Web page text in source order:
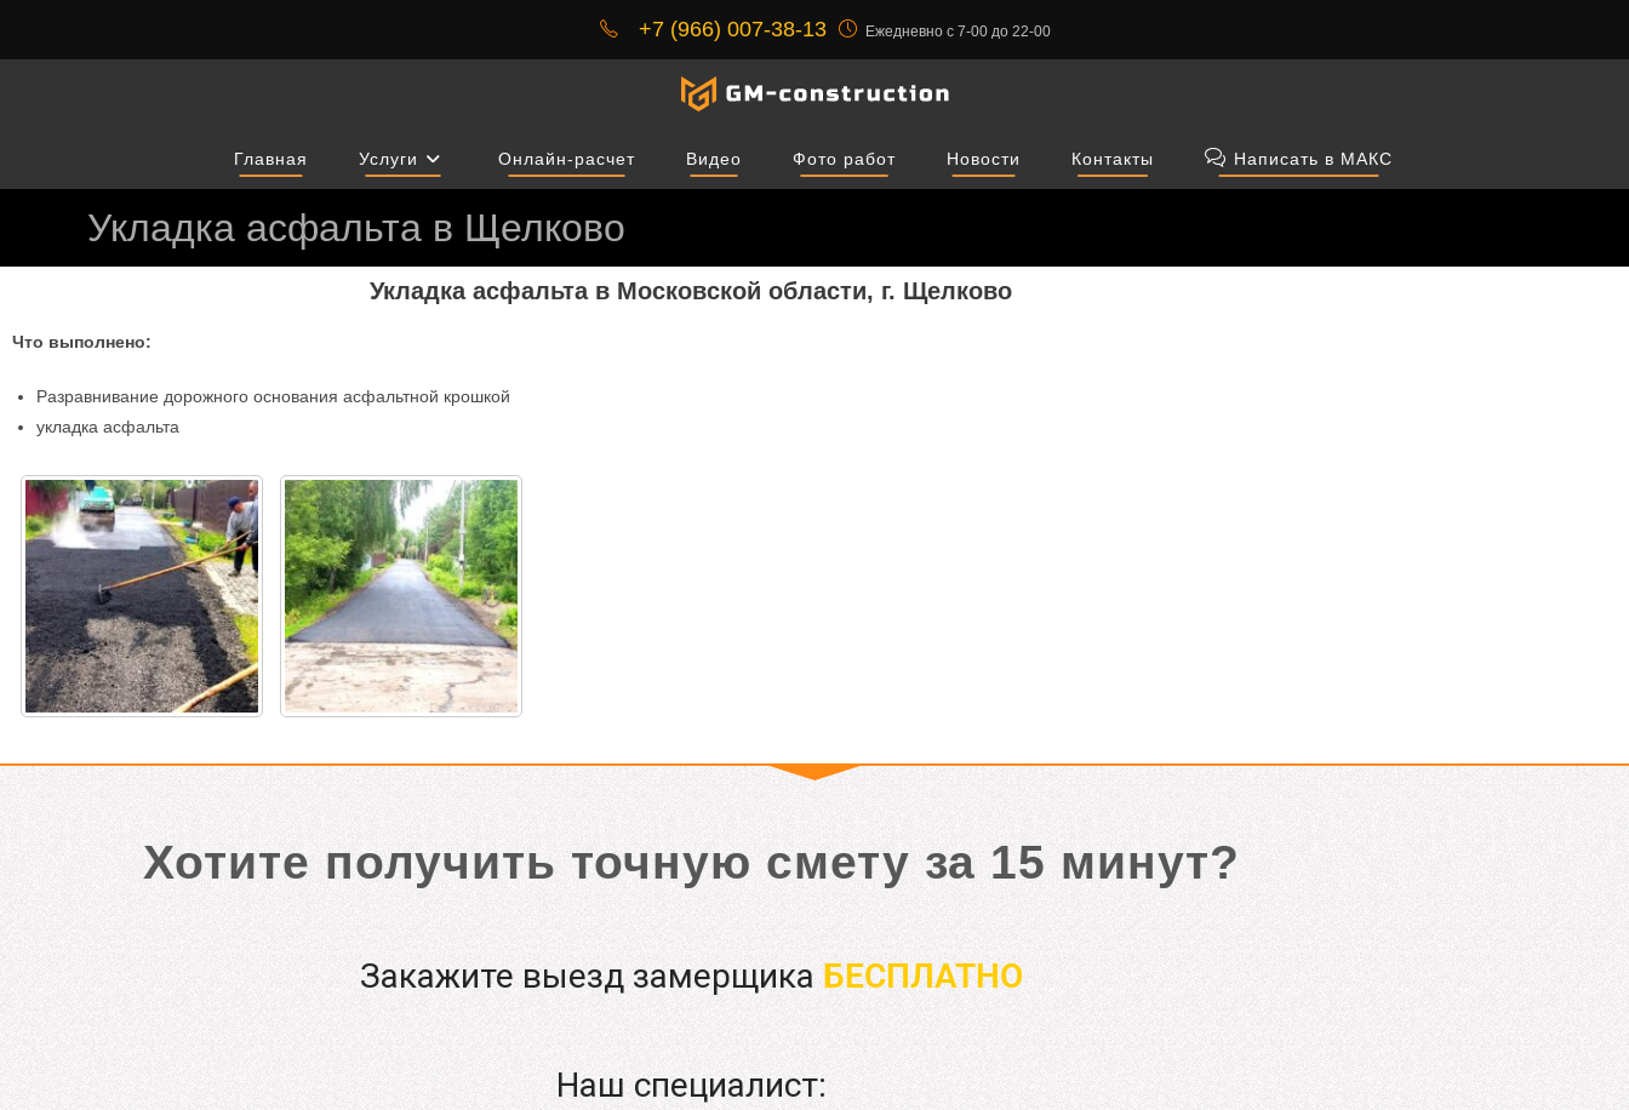
+7 (966) 007-38-13 Ежедневно с 7-00 до 22-00
Главная Услуги Онлайн-расчет Видео Фото работ Новости Контакты Написать в МАКС
Укладка асфальта в Щелково
Укладка асфальта в Московской области, г. Щелково
Что выполнено:
Разравнивание дорожного основания асфальтной крошкой
укладка асфальта
Хотите получить точную смету за 15 минут?
Закажите выезд замерщика БЕСПЛАТНО
Наш специалист: